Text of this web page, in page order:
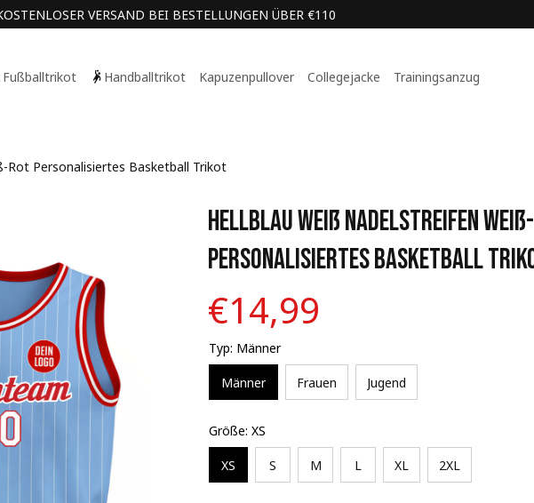
VERSAND BEI BESTELLUNGEN ÜBER €110
Fußballtrikot Handballtrikot Kapuzenpullover Collegejacke Trainingsanzug
Rot Personalisiertes Basketball Trikot
Hellblau Weiß Nadelstreifen
Personalisiertes Basketball
€14,99
Typ: Männer
Männer Frauen Jugend
Größe: XS
XS S M L XL 2XL